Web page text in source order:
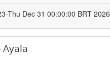
Thu Dec 31 00:00:00 BRT 2026